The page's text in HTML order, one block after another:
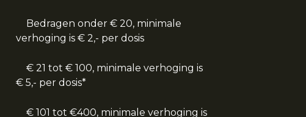
Bedragen onder € 20, minimale
verhoging is € 2,- per dosis
€ 21 tot € 100, minimale verhoging is
€ 5,- per dosis*
€ 101 tot €400, minimale verhoging is